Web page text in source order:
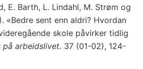
E. Barth, L. Lindahl, M. Strøm og
«Bedre sent enn aldri? Hvordan
skole påvirker tidlig
på arbeidslivet. 37 (01-02), 124-